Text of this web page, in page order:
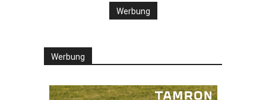
Werbung
Werbung